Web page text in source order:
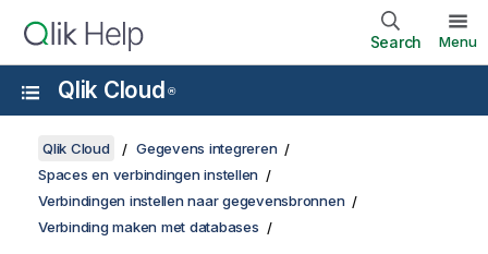
Search Menu
Qlik Cloud ®
Qlik Cloud
Gegevens integreren
Spaces en verbindingen instellen
Verbindingen instellen naar gegevensbronnen
Verbinding maken met databases